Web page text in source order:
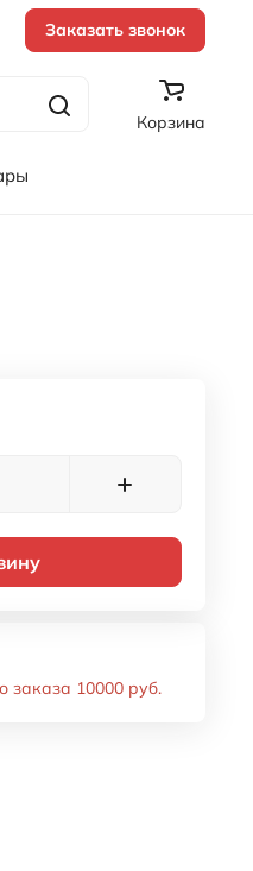
Заказать звонок
Корзина
заказа 10000 руб.